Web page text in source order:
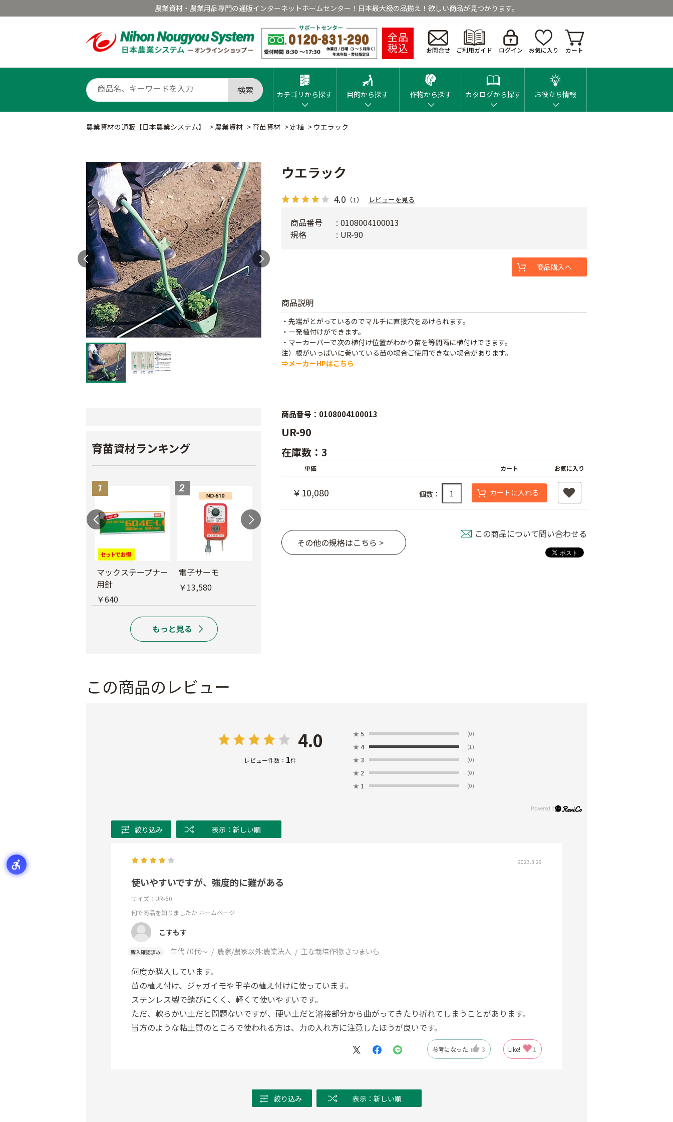
農業資材・農業用品専門の通販インターネットホームセンター！日本最大級の品揃え！欲しい商品が見つかります。
全品
税込 お問合せ ご利用ガイド ログイン お気に入り カート
検索 カテゴリから探す 目的から探す 作物から探す カタログから探す お役立ち情報
農業資材の通販【日本農業システム】 > 農業資材 > 育苗資材 > 定植 > ウエラック
育苗資材ランキング
マックステープナー
用針
￥640
電子サーモ
￥13,580
ウエラック
4.0 （1） レビューを見る
商品説明
・先端がとがっているのでマルチに直接穴をあけられます。
・一発植付けができます。
・マーカーバーで次の植付け位置がわかり苗を等間隔に植付けできます。
注）根がいっぱいに巻いている苗の場合ご使用できない場合があります。
⇒メーカーHPはこちら
商品番号
0108004100013
規格
UR-90
商品購入へ
商品番号：0108004100013
UR-90
在庫数：3
単価 カート お気に入り
￥10,080 個数： カートに入れる
その他の規格はこちら >
この商品について問い合わせる
この商品のレビュー
4.0
レビュー件数： 1件
★ 5 (0)
★ 4 (1)
★ 3 (0)
★ 2 (0)
★ 1 (0)
絞り込み 表示：新しい順
2023.3.29
使いやすいですが、強度的に難がある
サイズ：UR-60
何で商品を知りましたか:ホームページ
こすもす
購入確認済み 年代:70代～ 農家/農家以外:農業法人 主な栽培作物:さつまいも
何度か購入しています。
苗の植え付け、ジャガイモや里芋の植え付けに使っています。
ステンレス製で錆びにくく、軽くて使いやすいです。
ただ、軟らかい土だと問題ないですが、硬い土だと溶接部分から曲がってきたり折れてしまうことがあります。
当方のような粘土質のところで使われる方は、力の入れ方に注意したほうが良いです。
参考になった 3 Like! 1
絞り込み 表示：新しい順